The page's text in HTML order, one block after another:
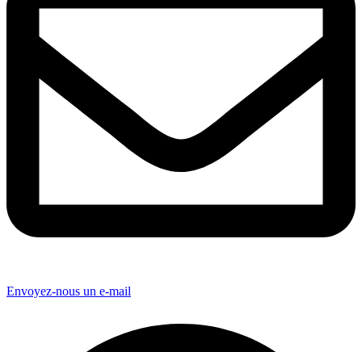
Envoyez-nous un e-mail